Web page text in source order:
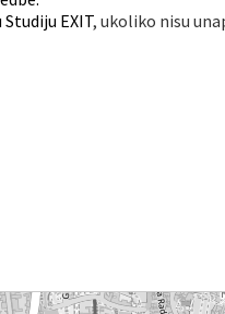
EXIT, ukoliko nisu